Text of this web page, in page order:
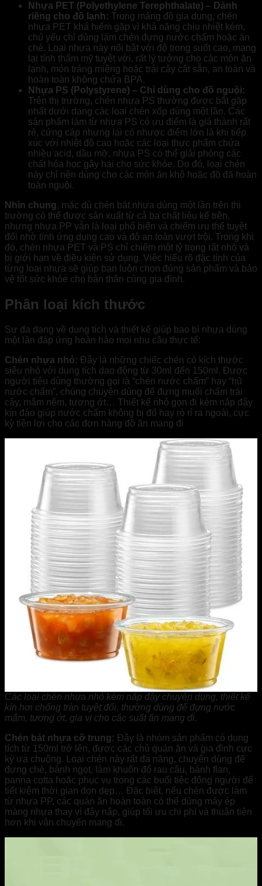
Nhựa PET (Polyethylene Terephthalate) – Dành
riêng cho đồ lạnh: Trong mảng đồ gia dụng, chén
nhựa PET khá hiếm gặp vì khả năng chịu nhiệt kém,
chủ yếu chỉ dùng làm chén đựng nước chấm hoặc ăn
chè. Loại nhựa này nổi bật với độ trong suốt cao, mang
lại tính thẩm mỹ tuyệt vời, rất lý tưởng cho các món ăn
lạnh, món tráng miệng hoặc trái cây cắt sẵn, an toàn và
hoàn toàn không chứa BPA.
Nhựa PS (Polystyrene) – Chỉ dùng cho đồ nguội:
Trên thị trường, chén nhựa PS thường được bắt gặp
nhất dưới dạng các loại chén xốp dùng một lần. Các
sản phẩm làm từ nhựa PS có ưu điểm là giá thành rất
rẻ, cứng cáp nhưng lại có nhược điểm lớn là khi tiếp
xúc với nhiệt độ cao hoặc các loại thực phẩm chứa
nhiều acid, dầu mỡ, nhựa PS có thể giải phóng các
chất hóa học gây hại cho sức khỏe. Do đó, loại chén
này chỉ nên dùng cho các món ăn khô hoặc đồ đã hoàn
toàn nguội.
Nhìn chung, mặc dù chén bát nhựa dùng một lần trên thị
trường có thể được sản xuất từ cả ba chất liệu kể trên,
nhưng nhựa PP vẫn là loại phổ biến và chiếm ưu thế tuyệt
đối nhờ tính ứng dụng cao và độ an toàn vượt trội. Trong khi
đó, chén nhựa PET và PS chỉ chiếm một tỷ trọng rất nhỏ và
bị giới hạn về điều kiện sử dụng. Việc hiểu rõ đặc tính của
từng loại nhựa sẽ giúp bạn luôn chọn đúng sản phẩm và bảo
vệ tốt sức khỏe cho bản thân cùng gia đình.
Phân loại kích thước
Sự đa dạng về dung tích và thiết kế giúp bao bì nhựa dùng
một lần đáp ứng hoàn hảo mọi nhu cầu thực tế:
Chén nhựa nhỏ: Đây là những chiếc chén có kích thước
siêu nhỏ với dung tích dao động từ 30ml đến 150ml. Được
người tiêu dùng thường gọi là “chén nước chấm” hay “hũ
nước chấm”, chúng chuyên dùng để đựng muối chấm trái
cây, mắm nêm, tương ớt… Thiết kế nhỏ gọn đi kèm nắp đậy
kín đáo giúp nước chấm không bị đổ hay rò rỉ ra ngoài, cực
kỳ tiện lợi cho các đơn hàng đồ ăn mang đi
Các loại chén nhựa nhỏ kèm nắp đậy chuyên dụng, thiết kế
kín hơi chống tràn tuyệt đối, thường dùng để đựng nước
mắm, tương ớt, gia vị cho các suất ăn mang đi.
Chén bát nhựa cỡ trung: Đây là nhóm sản phẩm có dung
tích từ 150ml trở lên, được các chủ quán ăn và gia đình cực
kỳ ưa chuộng. Loại chén này rất đa năng, chuyên dùng để
đựng chè, bánh ngọt, làm khuôn đổ rau câu, bánh flan,
panna cotta hoặc phục vụ trong các buổi tiệc đông người để
tiết kiệm thời gian dọn dẹp… Đặc biệt, nếu chén được làm
từ nhựa PP, các quán ăn hoàn toàn có thể dùng máy ép
màng nhựa thay vì đậy nắp, giúp tối ưu chi phí và thuận tiện
hơn khi vận chuyển mang đi.